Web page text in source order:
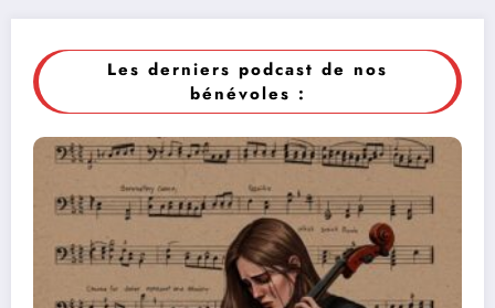
Les derniers podcast de nos
bénévoles :